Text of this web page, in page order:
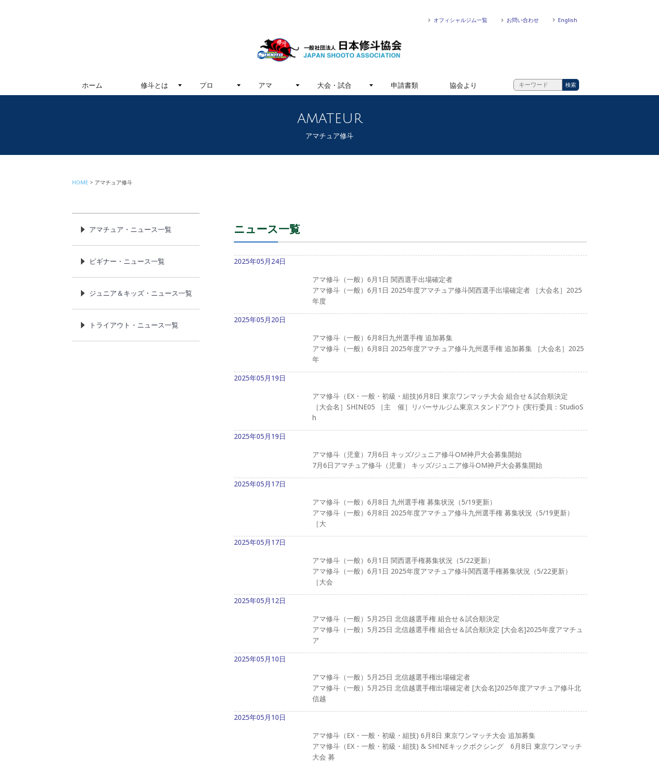
オフィシャルジム一覧 お問い合わせ English
ホーム 修斗とは プロ アマ 大会・試合 申請書類 協会より
amateur
アマチュア修斗
HOME アマチュア修斗
ニュース一覧
2025年05月24日
アマ修斗（一般）6月1日 関西選手出場確定者
アマ修斗（一般）6月1日 2025年度アマチュア修斗関西選手出場確定者 ［大会名］2025
年度
2025年05月20日
アマ修斗（一般）6月8日九州選手権 追加募集
アマ修斗（一般）6月8日 2025年度アマチュア修斗九州選手権 追加募集 ［大会名］2025
年
2025年05月19日
アマ修斗（EX・一般・初級・組技)6月8日 東京ワンマッチ大会 組合せ＆試合順決定
［大会名］SHINE05 ［主 催］リバーサルジム東京スタンドアウト (実行委員：StudioS
h
2025年05月19日
アマ修斗（児童）7月6日 キッズ/ジュニア修斗OM神戸大会募集開始
7月6日アマチュア修斗（児童） キッズ/ジュニア修斗OM神戸大会募集開始
2025年05月17日
アマ修斗（一般）6月8日 九州選手権 募集状況（5/19更新）
アマ修斗（一般）6月8日 2025年度アマチュア修斗九州選手権 募集状況（5/19更新）
［大
2025年05月17日
アマ修斗（一般）6月1日 関西選手権募集状況（5/22更新）
アマ修斗（一般）6月1日 2025年度アマチュア修斗関西選手権募集状況（5/22更新）
［大会
2025年05月12日
アマ修斗（一般）5月25日 北信越選手権 組合せ＆試合順決定
アマ修斗（一般）5月25日 北信越選手権 組合せ＆試合順決定 [大会名]2025年度アマチュ
ア
2025年05月10日
アマ修斗（一般）5月25日 北信越選手権出場確定者
アマ修斗（一般）5月25日 北信越選手権出場確定者 [大会名]2025年度アマチュア修斗北
信越
2025年05月10日
アマ修斗（EX・一般・初級・組技) 6月8日 東京ワンマッチ大会 追加募集
アマ修斗（EX・一般・初級・組技) & SHINEキックボクシング 6月8日 東京ワンマッチ
大会 募
アマチュア・ニュース一覧
ビギナー・ニュース一覧
ジュニア＆キッズ・ニュース一覧
トライアウト・ニュース一覧